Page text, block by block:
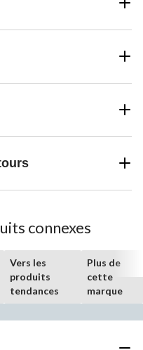
connexes
Vers les
produits
tendances
Plus de
cette
marque